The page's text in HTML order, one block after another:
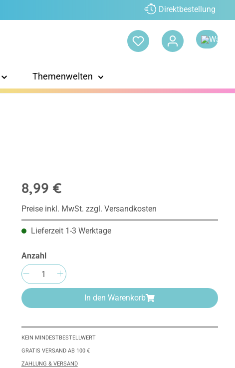
Direktbestellung
Themenwelten
8,99 €
Preise inkl. MwSt. zzgl. Versandkosten
Lieferzeit 1-3 Werktage
Anzahl
Produkt Anzahl: Gib den gewünschten
In den Warenkorb
KEIN MINDESTBESTELLWERT
GRATIS VERSAND AB 100 €
ZAHLUNG & VERSAND